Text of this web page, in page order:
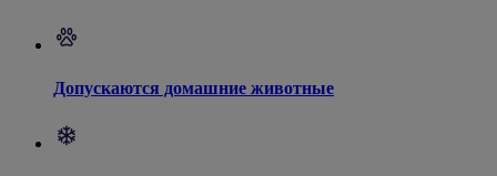
Допускаются домашние животные